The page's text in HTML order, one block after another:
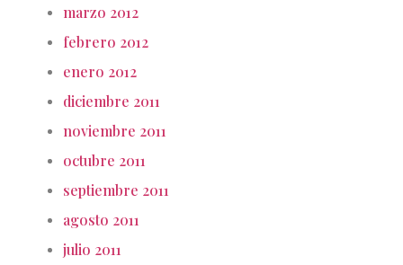
marzo 2012
febrero 2012
enero 2012
diciembre 2011
noviembre 2011
octubre 2011
septiembre 2011
agosto 2011
julio 2011